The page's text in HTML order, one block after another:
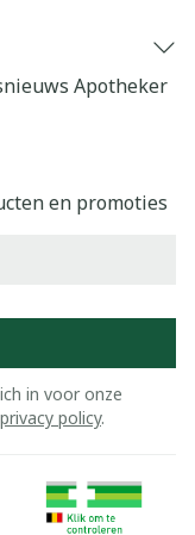
Apotheker
en promoties
in voor onze
privacy policy.